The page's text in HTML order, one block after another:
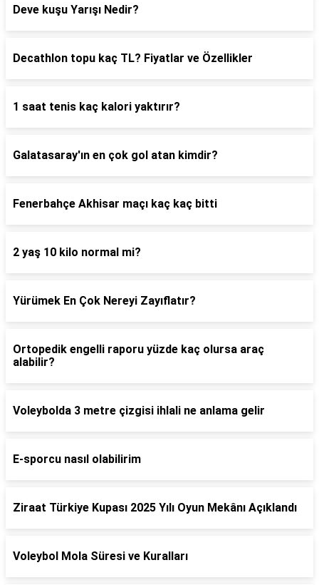
Deve kuşu Yarışı Nedir?
Decathlon topu kaç TL? Fiyatlar ve Özellikler
1 saat tenis kaç kalori yaktırır?
Galatasaray'ın en çok gol atan kimdir?
Fenerbahçe Akhisar maçı kaç kaç bitti
2 yaş 10 kilo normal mi?
Yürümek En Çok Nereyi Zayıflatır?
Ortopedik engelli raporu yüzde kaç olursa araç
alabilir?
Voleybolda 3 metre çizgisi ihlali ne anlama gelir
E-sporcu nasıl olabilirim
Ziraat Türkiye Kupası 2025 Yılı Oyun Mekânı Açıklandı
Voleybol Mola Süresi ve Kuralları